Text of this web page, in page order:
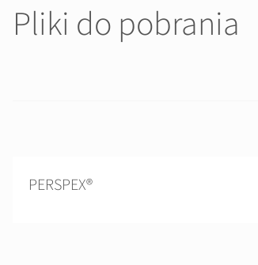
Pliki do pobrania
PERSPEX®